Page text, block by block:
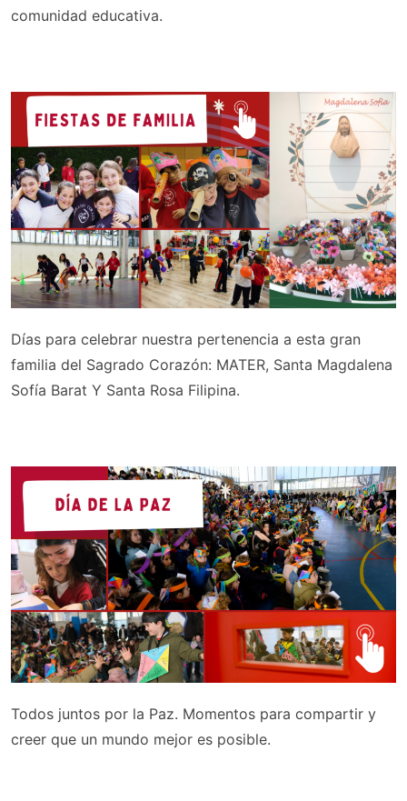
comunidad educativa.
Días para celebrar nuestra pertenencia a esta gran
familia del Sagrado Corazón: MATER, Santa Magdalena
Sofía Barat Y Santa Rosa Filipina.
Todos juntos por la Paz. Momentos para compartir y
creer que un mundo mejor es posible.